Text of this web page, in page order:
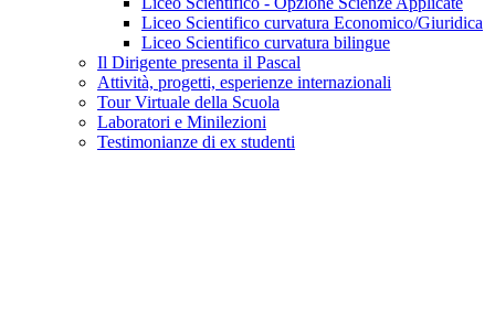
Liceo Scientifico curvatura Economico/Giuridica
Liceo Scientifico curvatura bilingue
Il Dirigente presenta il Pascal
Attività, progetti, esperienze internazionali
Tour Virtuale della Scuola
Laboratori e Minilezioni
Testimonianze di ex studenti